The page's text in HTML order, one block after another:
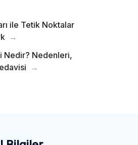
ile Tetik Noktalar
Nedir? Nedenleri,